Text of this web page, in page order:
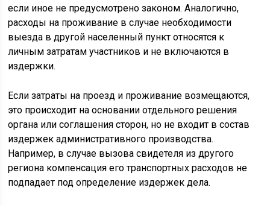
если иное не предусмотрено законом. Аналогично,
расходы на проживание в случае необходимости
выезда в другой населенный пункт относятся к
личным затратам участников и не включаются в
издержки.
Если затраты на проезд и проживание возмещаются,
это происходит на основании отдельного решения
органа или соглашения сторон, но не входит в состав
издержек административного производства.
Например, в случае вызова свидетеля из другого
региона компенсация его транспортных расходов не
подпадает под определение издержек дела.